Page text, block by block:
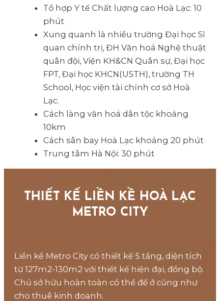
Tổ hợp Y tế Chất lượng cao Hoà Lạc: 10
phút
Xung quanh là nhiều trường Đại học Sĩ
quan chính trị, ĐH Văn hoá Nghệ thuật
quân đội, Viện KH&CN Quân sự, Đại học
FPT, Đại học KHCN(USTH), trường TH
School, Học viện tài chính cơ sở Hoà
Lạc.
Cách làng văn hoá dân tộc khoảng
10km
Cách sân bay Hoà Lạc khoảng 20 phút
Trung tâm Hà Nội: 30 phút
THIẾT KẾ LIỀN KỀ HOÀ LẠC
METRO CITY
Liền kề Metro City có thiết kế 5 tầng, diện tích
từ 127m2-130m2 với thiết kế hiện đại, đồng bộ.
Chủ sở hữu hoàn toàn có thể để ở cũng như
cho thuê kinh doanh.